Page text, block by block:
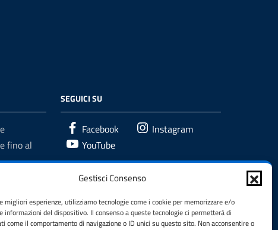
Gestisci Consenso
migliori esperienze, utilizziamo tecnologie come i cookie per memorizzare e/o
informazioni del dispositivo. Il consenso a queste tecnologie ci permetterà di
come il comportamento di navigazione o ID unici su questo sito. Non acconsentire o
fino al
SEGUICI SU
Facebook
Instagram
YouTube